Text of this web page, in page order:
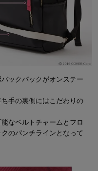
ックパックがオンステー
手の裏側にはこだわりの
なベルトチャームとフロ
のパンチラインとなって